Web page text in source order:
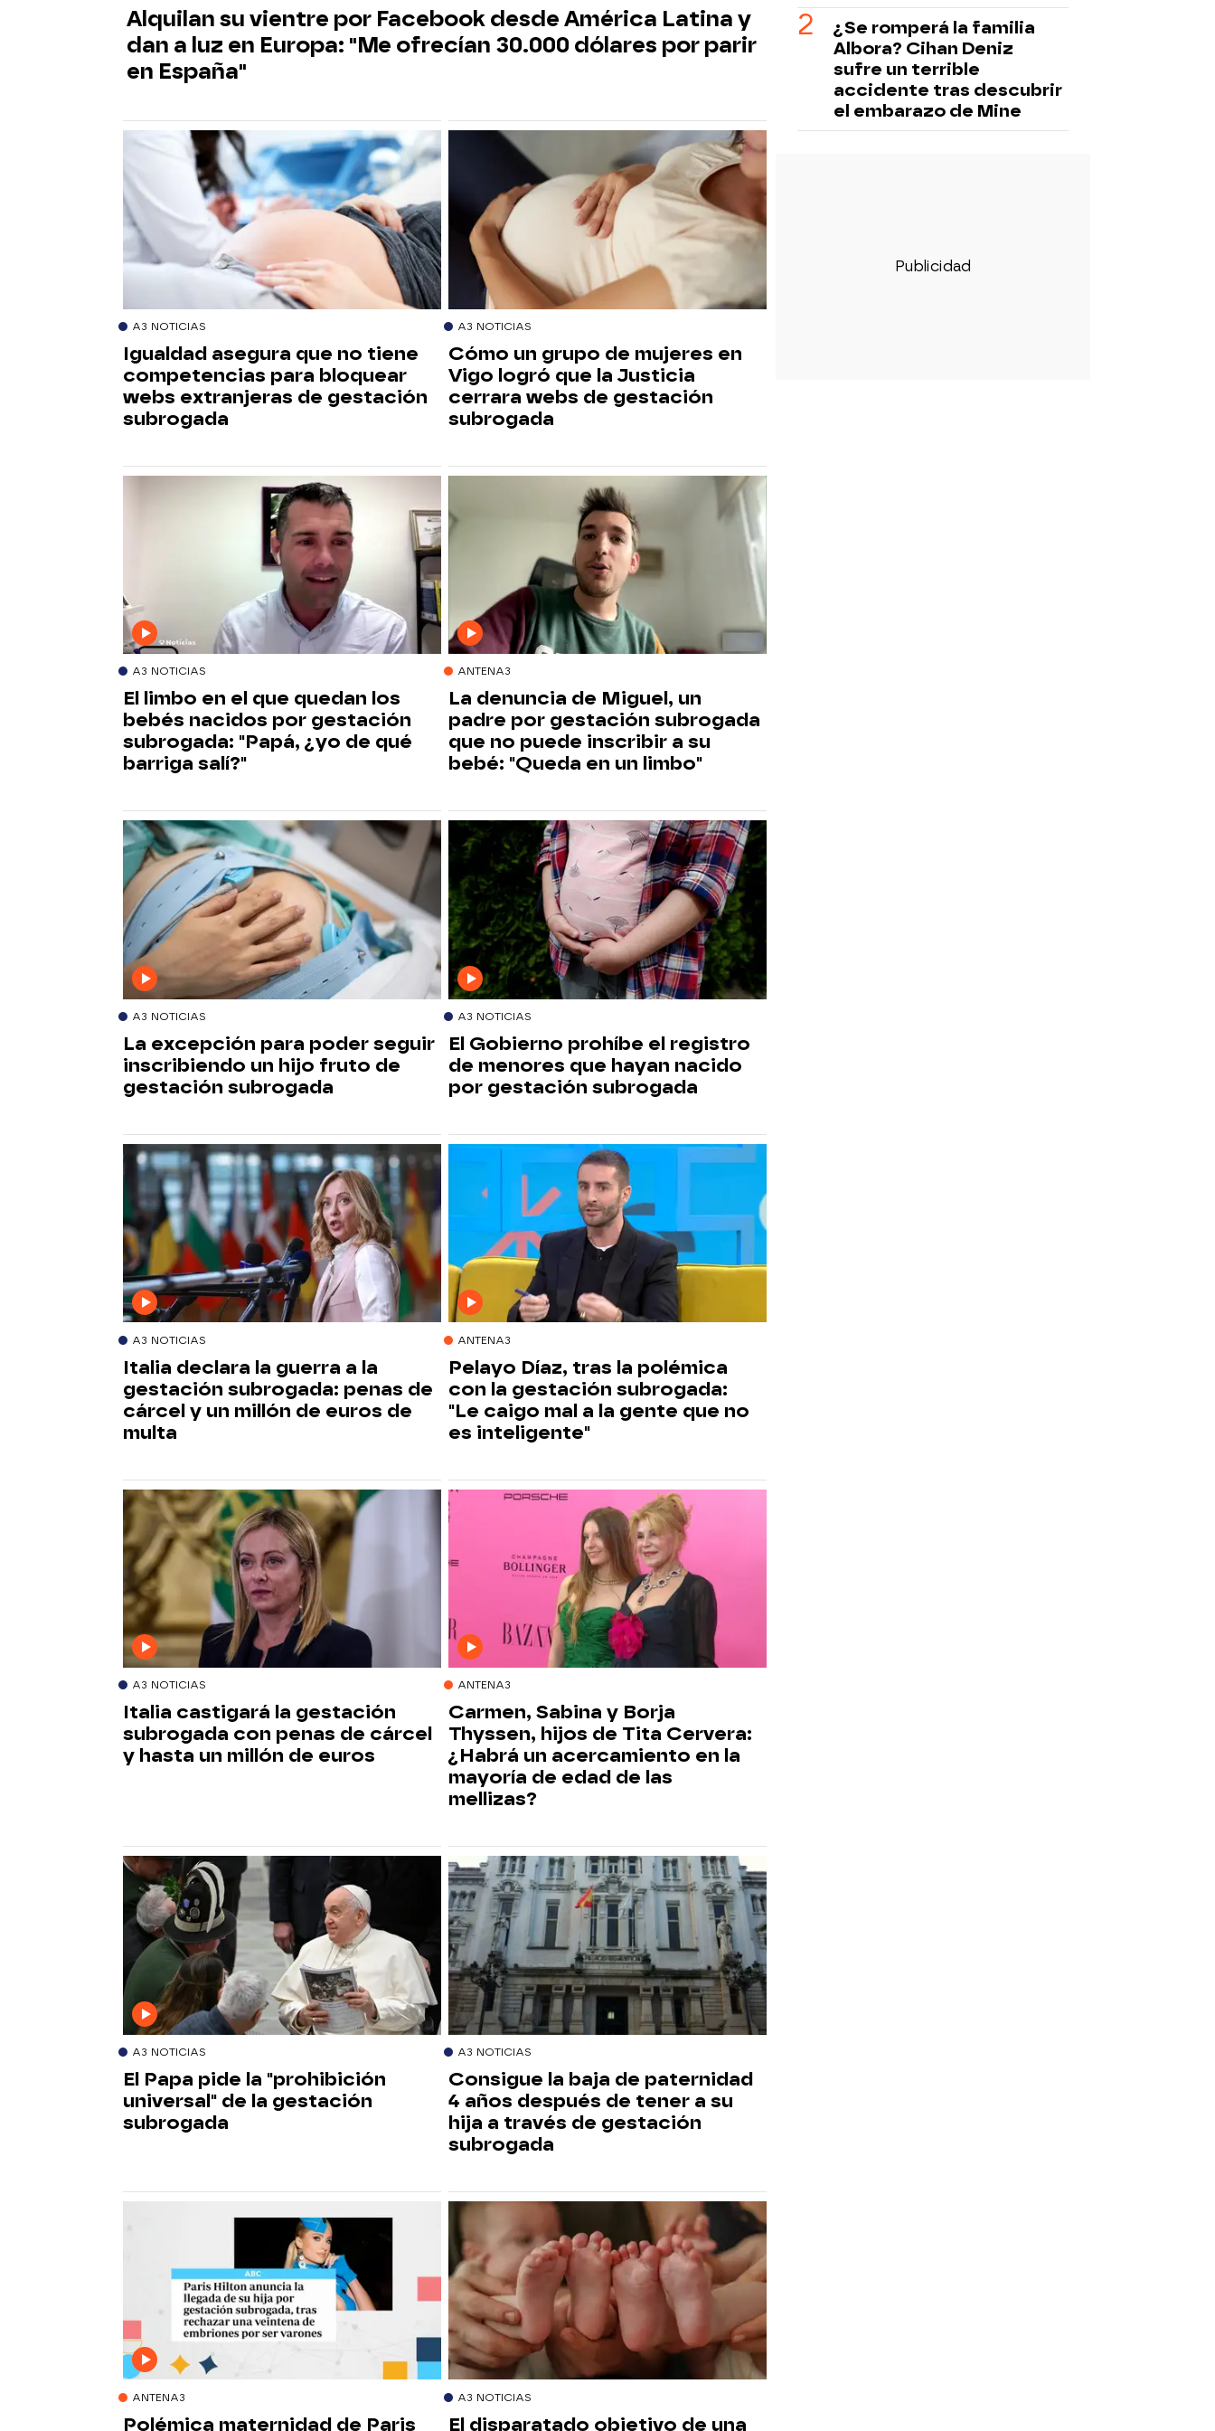
Alquilan su vientre por Facebook desde América Latina y
dan a luz en Europa: "Me ofrecían 30.000 dólares por parir
en España"
A3 NOTICIAS
Igualdad asegura que no tiene
competencias para bloquear
webs extranjeras de gestación
subrogada
A3 NOTICIAS
Cómo un grupo de mujeres en
Vigo logró que la Justicia
cerrara webs de gestación
subrogada
A3 NOTICIAS
El limbo en el que quedan los
bebés nacidos por gestación
subrogada: "Papá, ¿yo de qué
barriga salí?"
ANTENA3
La denuncia de Miguel, un
padre por gestación subrogada
que no puede inscribir a su
bebé: "Queda en un limbo"
A3 NOTICIAS
La excepción para poder seguir
inscribiendo un hijo fruto de
gestación subrogada
A3 NOTICIAS
El Gobierno prohíbe el registro
de menores que hayan nacido
por gestación subrogada
A3 NOTICIAS
Italia declara la guerra a la
gestación subrogada: penas de
cárcel y un millón de euros de
multa
ANTENA3
Pelayo Díaz, tras la polémica
con la gestación subrogada:
"Le caigo mal a la gente que no
es inteligente"
A3 NOTICIAS
Italia castigará la gestación
subrogada con penas de cárcel
y hasta un millón de euros
ANTENA3
Carmen, Sabina y Borja
Thyssen, hijos de Tita Cervera:
¿Habrá un acercamiento en la
mayoría de edad de las
mellizas?
A3 NOTICIAS
El Papa pide la "prohibición
universal" de la gestación
subrogada
A3 NOTICIAS
Consigue la baja de paternidad
4 años después de tener a su
hija a través de gestación
subrogada
ANTENA3
Polémica maternidad de Paris
A3 NOTICIAS
El disparatado objetivo de una
¿Se romperá la familia
Albora? Cihan Deniz
sufre un terrible
accidente tras descubrir
el embarazo de Mine